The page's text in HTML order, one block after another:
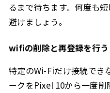
るまで待ちます。何度も
避けましょう。
wifiの削除と再登録を行う
特定のWi-Fiだけ接続でき
ークをPixel 10から一度